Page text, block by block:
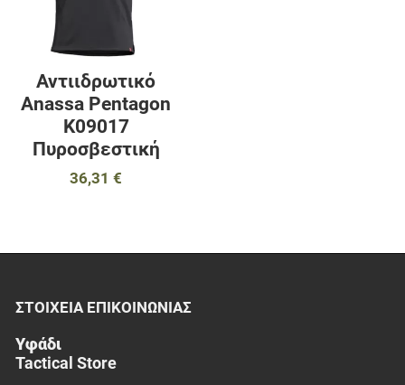
Αντιιδρωτικό
Anassa Pentagon
K09017
Πυροσβεστική
36,31 €
ΣΤΟΙΧΕΊΑ EΠΙΚΟΙΝΩΝΊΑΣ
Υφάδι
Tactical Store